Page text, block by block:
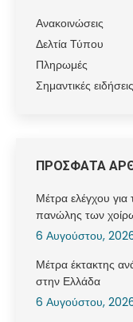
Ανακοινώσεις
Δελτία Τύπου
Πληρωμές
Σημαντικές ειδήσεις
ΠΡΟΣΦΑΤΑ
Μέτρα ελέγχου για
πανώλης των
6 Αυγούστου,
Μέτρα έκτακτης
στην Ελλάδα
6 Αυγούστου,